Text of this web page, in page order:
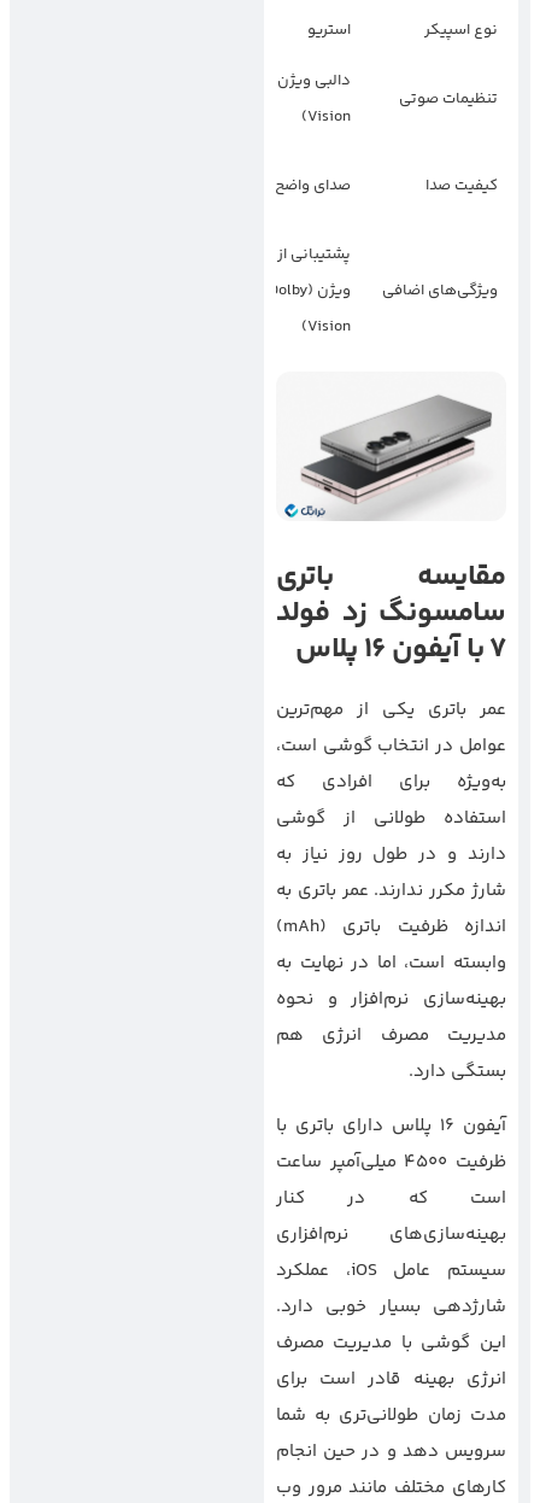
نوع اسپیکر استریو
تنظیمات صوتی
Vision)
کیفیت صدا صدای واضح و قوی
ویژگی‌های اضافی
پشتیبانی از دالبی
ویژن (Dolby
Vision)
مقایسه باتری
سامسونگ زد فولد
7 با
آیفون 16 پلاس
عمر باتری یکی از مهم‌ترین
عوامل در انتخاب گوشی است،
به‌ویژه برای افرادی که
استفاده طولانی از گوشی
دارند و در طول روز نیاز به
شارژ مکرر ندارند. عمر باتری به
اندازه ظرفیت باتری (mAh)
وابسته است، اما در نهایت به
بهینه‌سازی نرم‌افزار و نحوه
مدیریت مصرف انرژی هم
بستگی دارد.
آیفون ۱۶ پلاس دارای باتری با
ظرفیت 4500 میلی‌آمپر ساعت
است که در کنار
بهینه‌سازی‌های نرم‌افزاری
سیستم عامل iOS، عملکرد
شارژدهی بسیار خوبی دارد.
این گوشی با مدیریت مصرف
انرژی بهینه قادر است برای
مدت زمان طولانی‌تری به شما
سرویس دهد و در حین انجام
کارهای مختلف مانند مرور وب